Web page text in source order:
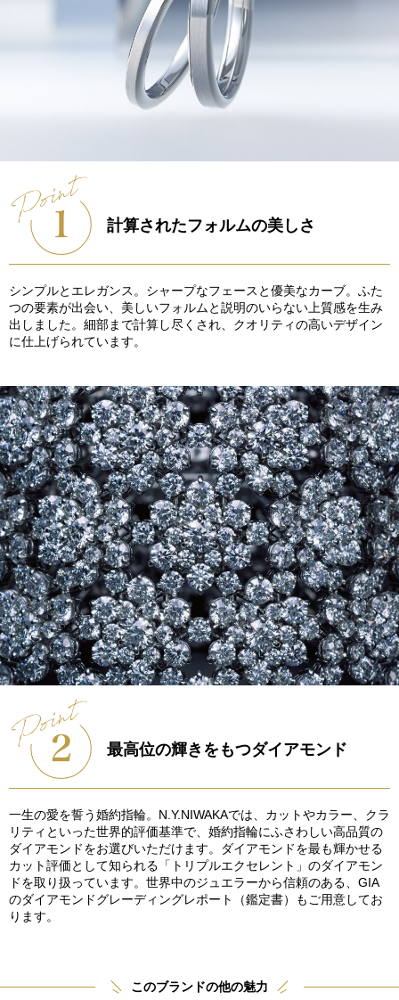
計算されたフォルムの美しさ
シンプルとエレガンス。シャープなフェースと優美なカーブ。ふた
つの要素が出会い、美しいフォルムと説明のいらない上質感を生み
出しました。細部まで計算し尽くされ、クオリティの高いデザイン
に仕上げられています。
最高位の輝きをもつダイアモンド
一生の愛を誓う婚約指輪。N.Y.NIWAKAでは、カットやカラー、クラ
リティといった世界的評価基準で、婚約指輪にふさわしい高品質の
ダイアモンドをお選びいただけます。ダイアモンドを最も輝かせる
カット評価として知られる「トリプルエクセレント」のダイアモン
ドを取り扱っています。世界中のジュエラーから信頼のある、GIA
のダイアモンドグレーディングレポート（鑑定書）もご用意してお
ります。
このブランドの他の魅力